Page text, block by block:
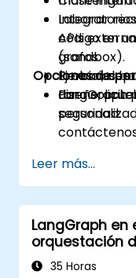
Integrar
APIs
grafos.
Probar,
LangGraph
seguridad.
código en
(sandbox).
Ejercicios
diseño,
Opciones de
Para
Leer más...
LangGraph en
orquestación
entornos
35 Horas